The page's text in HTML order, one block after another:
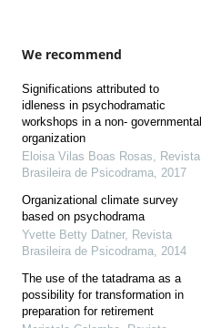
We recommend
Significations attributed to
idleness in psychodramatic
workshops in a non- governmental
organization
Eloisa Vilas Boas Rosas, Revista
Brasileira de Psicodrama, 2017
Organizational climate survey
based on psychodrama
Yvette Betty Datner, Revista
Brasileira de Psicodrama, 2014
The use of the tatadrama as a
possibility for transformation in
preparation for retirement